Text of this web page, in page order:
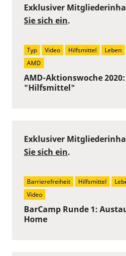
AMD-Aktionswoche
"Hilfsmittel"
Exklusiver
Sie sich ein.
Typ Video Hilfsmittel Leben
AMD
BarCamp Runde 1:
Home
Exklusiver
Sie sich ein.
Barrierefreiheit Hilfsmittel
Video